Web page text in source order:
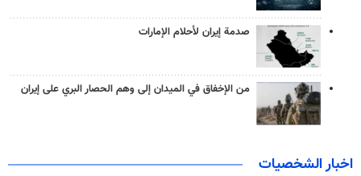
صدمة إيران لأحلام الإمارات
من الإخفاق في الميدان إلى وهم الحصار البري على إيران
اخبار الشخصيات